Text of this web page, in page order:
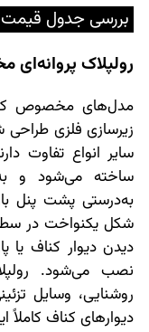
بررسی جدول
رولپلاک
مدل‌های مخصوص
زیرسازی فلزی طراحی
سایر انواع تفاوت
ساخته می‌شود و
به‌درستی پشت پنل
شکل یکنواخت در
دیدن دیوار کناف
نصب می‌شود.
روشنایی، وسایل
دیوارهای کناف کاملاً